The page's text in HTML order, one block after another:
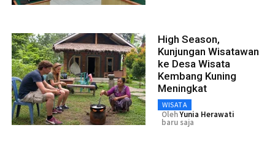
High Season,
Kunjungan Wisatawan
ke Desa Wisata
Kembang Kuning
Meningkat
WISATA
OlehYunia Herawati
baru saja